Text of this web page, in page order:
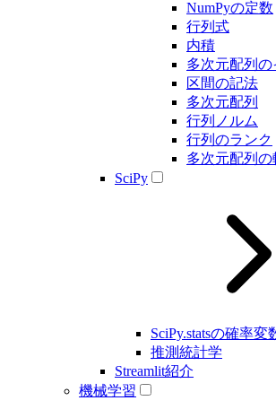
NumPyの定数
行列式
内積
多次元配列
区間の記法
多次元配列
行列ノルム
行列のランク
多次元配列の
SciPy
SciPy.statsの確率変
推測統計学
Streamlit紹介
機械学習